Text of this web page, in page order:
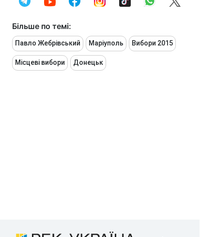
Більше по темі:
Павло Жебрівський Маріуполь Вибори 2015
Місцеві вибори Донецьк